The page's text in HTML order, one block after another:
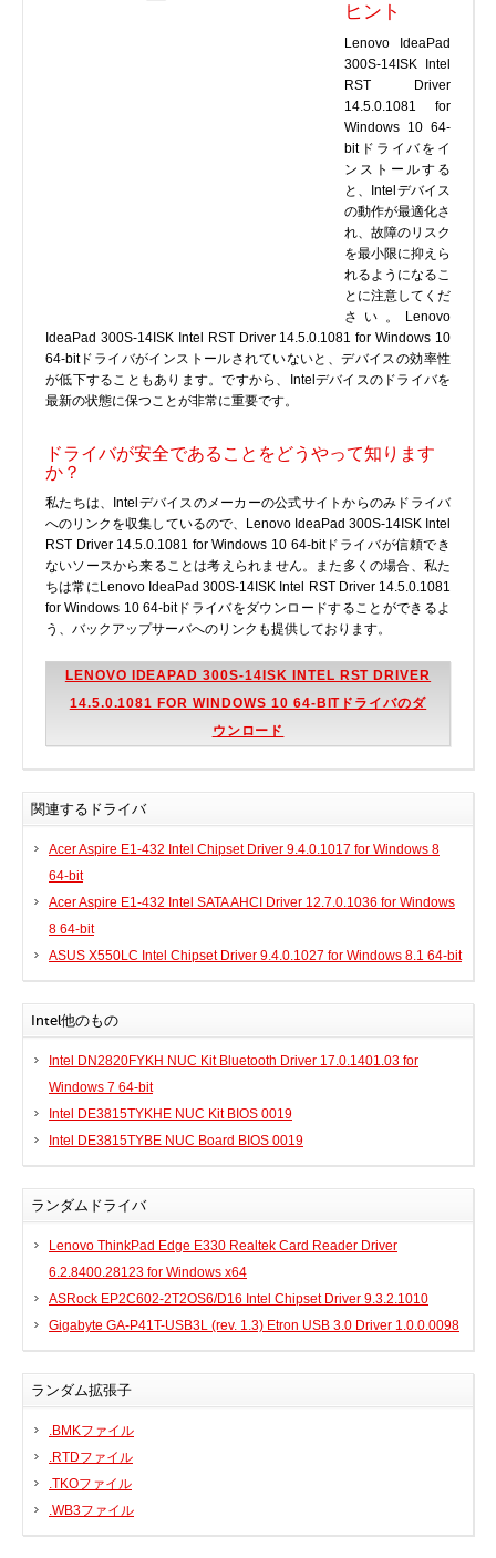
DLLファイル
ファイル変換
プログラム
ヒント
Lenovo IdeaPad
300S-14ISK Intel
RST Driver
14.5.0.1081 for
Windows 10 64-
bitドライバをイ
ンストールする
と、Intelデバイス
の動作が最適化さ
れ、故障のリスク
を最小限に抑えら
れるようになるこ
とに注意してくだ
さい。Lenovo
IdeaPad 300S-14ISK Intel RST Driver 14.5.0.1081 for Windows 10
64-bitドライバがインストールされていないと、デバイスの効率性
が低下することもあります。ですから、Intelデバイスのドライバを
最新の状態に保つことが非常に重要です。
ドライバが安全であることをどうやって知ります
か？
私たちは、Intelデバイスのメーカーの公式サイトからのみドライバ
へのリンクを収集しているので、Lenovo IdeaPad 300S-14ISK Intel
RST Driver 14.5.0.1081 for Windows 10 64-bitドライバが信頼でき
ないソースから来ることは考えられません。また多くの場合、私た
ちは常にLenovo IdeaPad 300S-14ISK Intel RST Driver 14.5.0.1081
for Windows 10 64-bitドライバをダウンロードすることができるよ
う、バックアップサーバへのリンクも提供しております。
LENOVO IDEAPAD 300S-14ISK INTEL RST DRIVER
14.5.0.1081 FOR WINDOWS 10 64-BITドライバのダ
ウンロード
関連するドライバ
Acer Aspire E1-432 Intel Chipset Driver 9.4.0.1017 for Windows 8
64-bit
Acer Aspire E1-432 Intel SATA AHCI Driver 12.7.0.1036 for Windows
8 64-bit
ASUS X550LC Intel Chipset Driver 9.4.0.1027 for Windows 8.1 64-bit
Intel他のもの
Intel DN2820FYKH NUC Kit Bluetooth Driver 17.0.1401.03 for
Windows 7 64-bit
Intel DE3815TYKHE NUC Kit BIOS 0019
Intel DE3815TYBE NUC Board BIOS 0019
ランダムドライバ
Lenovo ThinkPad Edge E330 Realtek Card Reader Driver
6.2.8400.28123 for Windows x64
ASRock EP2C602-2T2OS6/D16 Intel Chipset Driver 9.3.2.1010
Gigabyte GA-P41T-USB3L (rev. 1.3) Etron USB 3.0 Driver 1.0.0.0098
ランダム拡張子
.BMKファイル
.RTDファイル
.TKOファイル
.WB3ファイル